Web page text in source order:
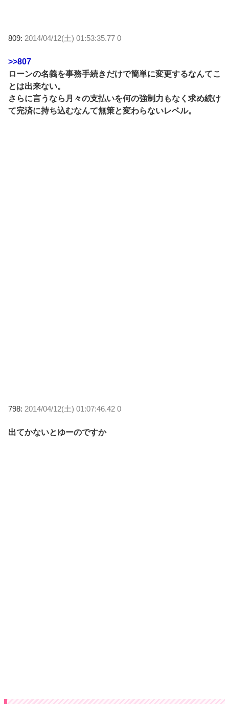
809: 2014/04/12(土) 01:53:35.77 0
>>807
ローンの名義を事務手続きだけで簡単に変更するなんてこ
とは出来ない。
さらに言うなら月々の支払いを何の強制力もなく求め続け
て完済に持ち込むなんて無策と変わらないレベル。
798: 2014/04/12(土) 01:07:46.42 0
出てかないとゆーのですか